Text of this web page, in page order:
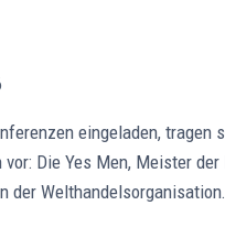
eingeladen,
Die Yes Men, Meister
der